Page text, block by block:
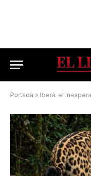
Portada » Iberá: el inesperado